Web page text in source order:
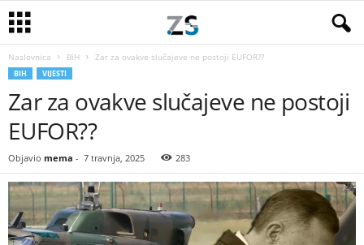
Naslovnica BiH Zar za ovakve slučajeve ne postoji EUFOR??
BIH VIJESTI
Zar za ovakve slučajeve ne postoji
EUFOR??
Objavio mema - 7 travnja, 2025 283